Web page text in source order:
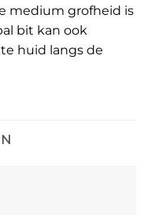
medium grofheid is
bit kan ook
huid langs de